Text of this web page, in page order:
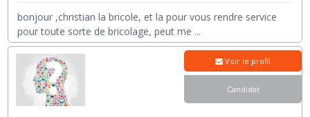
bonjour ,christian la bricole, et la pour vous rendre service
pour toute sorte de bricolage, peut me ...
Voir le profil
Candidat